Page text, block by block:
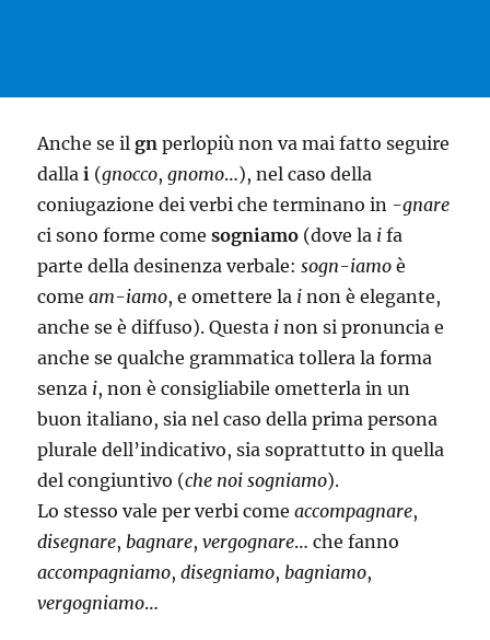
Anche se ilgn perlopiù non va mai fatto seguire
dallai (gnocco,gnomo…), nel caso della
coniugazione dei verbi che terminano in -gnare
ci sono forme comesogniamo (dove la i fa
parte della desinenza verbale:sogn-iamo è
comeam-iamo, e omettere la i non è elegante,
anche se è diffuso). Questa i non si pronuncia e
anche se qualche grammatica tollera la forma
senza i, non è consigliabile ometterla in un
buon italiano, sia nel caso della prima persona
plurale dell’indicativo, sia soprattutto in quella
del congiuntivo (che noi sogniamo).
Lo stesso vale per verbi comeaccompagnare,
disegnare, bagnare,vergognare… che fanno
accompagniamo,disegniamo, bagniamo,
vergogniamo…